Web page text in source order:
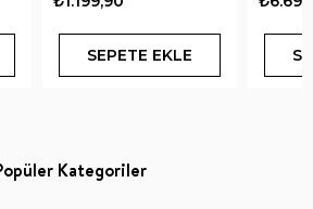
SEPETE EKLE
Kategoriler